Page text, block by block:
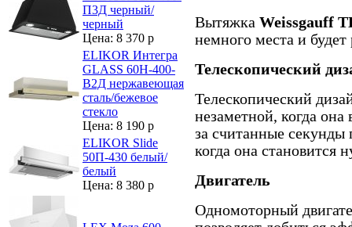
П3Д черный/
черный
Цена: 8 370 р
ELIKOR Интегра
GLASS 60Н-400-
В2Д нержавеющая
сталь/бежевое
стекло
Цена: 8 190 р
ELIKOR Slide
50П-430 белый/
белый
Цена: 8 380 р
Вытяжка Weissgauff
немного места и
Телескопический
Телескопический
незаметной, когда
за считанные секунды
когда она становится
Двигатель
Одномоторный